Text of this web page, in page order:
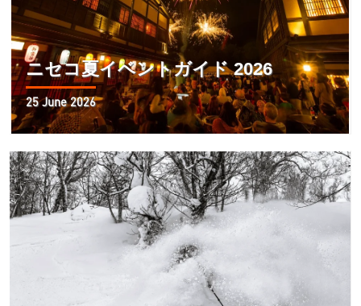
ニセコ夏イベントガイド 2026
25 June 2026